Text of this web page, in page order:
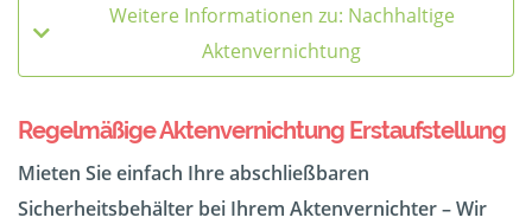
Weitere Informationen zu: Nachhaltige
Aktenvernichtung
Regelmäßige Aktenvernichtung Erstaufstellung
Mieten Sie einfach Ihre abschließbaren
Sicherheitsbehälter bei Ihrem Aktenvernichter – Wir